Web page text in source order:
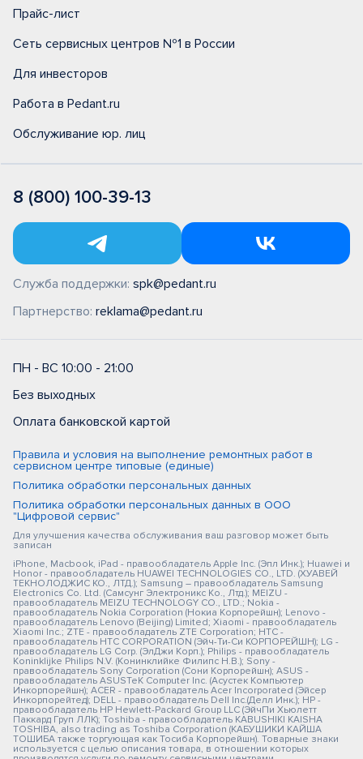
Прайс-лист
Сеть сервисных центров №1 в России
Для инвесторов
Работа в Pedant.ru
Обслуживание юр. лиц
8 (800) 100-39-13
Служба поддержки: spk@pedant.ru
Партнерство: reklama@pedant.ru
ПН - ВС 10:00 - 21:00
Без выходных
Оплата банковской картой
Правила и условия на выполнение ремонтных работ в
сервисном центре типовые (единые)
Политика обработки персональных данных
Политика обработки персональных данных в ООО
"Цифровой сервис"
Для улучшения качества обслуживания ваш разговор может быть
записан
iPhone, Macbook, iPad - правообладатель Apple Inc. (Эпл Инк.); Huawei и
Honor - правообладатель HUAWEI TECHNOLOGIES CO., LTD. (ХУАВЕЙ
ТЕКНОЛОДЖИС КО., ЛТД.); Samsung – правообладатель Samsung
Electronics Co. Ltd. (Самсунг Электроникс Ко., Лтд.); MEIZU -
правообладатель MEIZU TECHNOLOGY CO., LTD.; Nokia -
правообладатель Nokia Corporation (Нокиа Корпорейшн); Lenovo -
правообладатель Lenovo (Beijing) Limited; Xiaomi - правообладатель
Xiaomi Inc.; ZTE - правообладатель ZTE Corporation; HTC -
правообладатель HTC CORPORATION (Эйч-Ти-Си КОРПОРЕЙШН); LG -
правообладатель LG Corp. (ЭлДжи Корп.); Philips - правообладатель
Koninklijke Philips N.V. (Конинклийке Филипс Н.В.); Sony -
правообладатель Sony Corporation (Сони Корпорейшн); ASUS -
правообладатель ASUSTeK Computer Inc. (Асустек Компьютер
Инкорпорейшн); ACER - правообладатель Acer Incorporated (Эйсер
Инкорпорейтед); DELL - правообладатель Dell Inc.(Делл Инк.); HP -
правообладатель HP Hewlett-Packard Group LLC (ЭйчПи Хьюлетт
Паккард Груп ЛЛК); Toshiba - правообладатель KABUSHIKI KAISHA
TOSHIBA, also trading as Toshiba Corporation (КАБУШИКИ КАЙША
ТОШИБА также торгующая как Тосиба Корпорейшн). Товарные знаки
используется с целью описания товара, в отношении которых